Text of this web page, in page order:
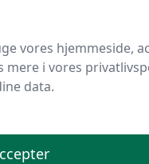
vores hjemmeside,
mere i vores
data.